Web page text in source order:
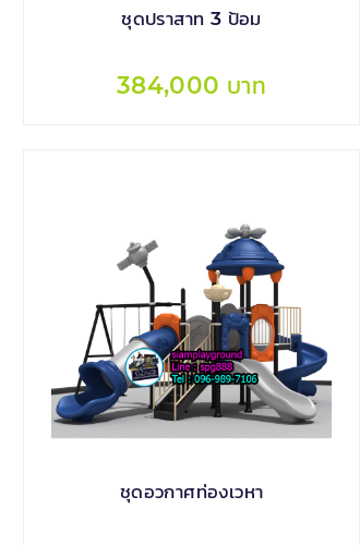
ชุดปราสาท 3 ป้อม
384,000 บาท
ชุดอวกาศท่องเวหา